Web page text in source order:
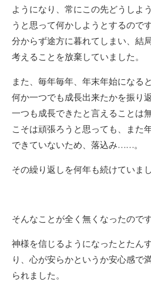
ようになり、常にこの先どうしよ
うと思って何かしようとするので
分からず途方に暮れてしまい、結
考えることを放棄していました。
また、毎年毎年、年末年始になる
何か一つでも成長出来たかを振り
一つも成長できたと言えることは
こそは頑張ろうと思っても、また
できていないため、落込み……。
その繰り返しを何年も続けていまし
そんなことが全く無くなったのです
神様を信じるようになったとたん
り、心が安らかというか安心感で
られました。